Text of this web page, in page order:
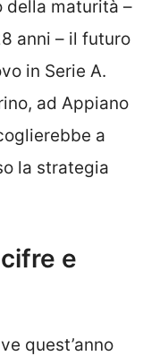
della maturità –
anni – il futuro
in Serie A.
ad Appiano
a
la strategia
e
quest’anno